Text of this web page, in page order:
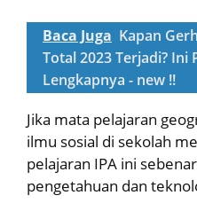
Baca Juga Kapan
Total 2023 Terjadi? Ini
Lengkapnya - new !!
Jika mata pelajaran
ilmu sosial di sekolah
pelajaran IPA ini
pengetahuan dan